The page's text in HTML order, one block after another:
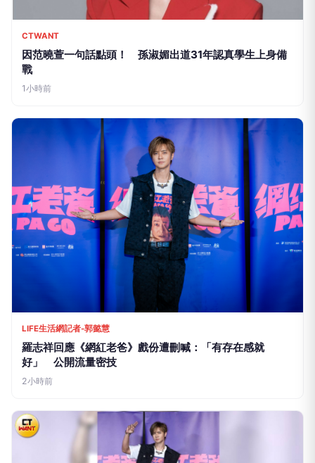
因范曉萱一句話點頭！ 孫淑媚出道31年認真學生上身備
戰
1小時前
羅志祥回應《網紅老爸》戲份遭刪喊：「有存在感就
好」 公開流量密技
2小時前